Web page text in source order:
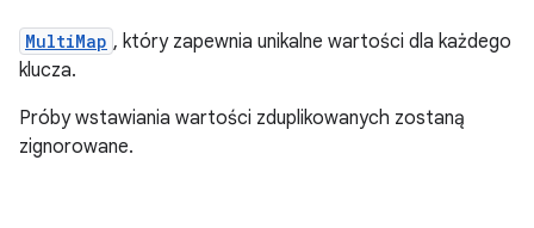
MultiMap , który zapewnia unikalne wartości dla każdego
klucza.
Próby wstawiania wartości zduplikowanych zostaną
zignorowane.